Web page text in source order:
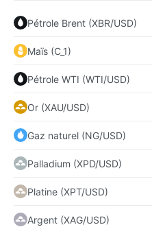
Pétrole Brent (XBR/USD)
Maïs (C_1)
Pétrole WTI (WTI/USD)
Or (XAU/USD)
Gaz naturel (NG/USD)
Palladium (XPD/USD)
Platine (XPT/USD)
Argent (XAG/USD)